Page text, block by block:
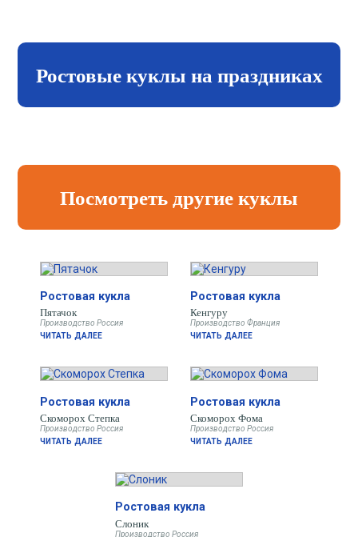
Ростовые куклы на праздниках
Посмотреть другие куклы
Ростовая кукла
Пятачок
Производство Россия
ЧИТАТЬ ДАЛЕЕ
Ростовая кукла
Кенгуру
Производство Франция
ЧИТАТЬ ДАЛЕЕ
Ростовая кукла
Скоморох Степка
Производство Россия
ЧИТАТЬ ДАЛЕЕ
Ростовая кукла
Скоморох Фома
Производство Россия
ЧИТАТЬ ДАЛЕЕ
Ростовая кукла
Слоник
Производство Россия